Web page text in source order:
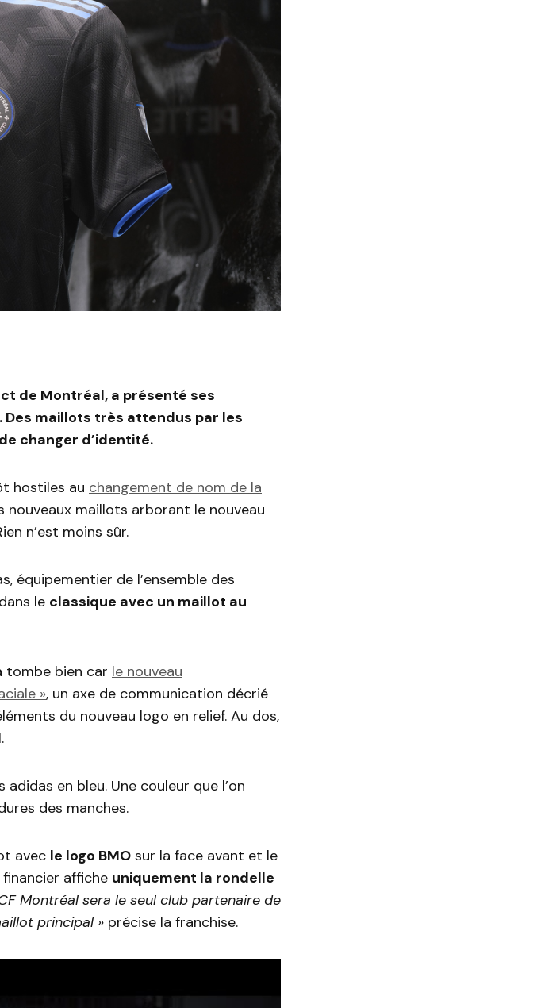
de Montréal, a présenté ses
Des maillots très attendus par les
changer d’identité.
hostiles au changement de nom de la
nouveaux maillots arborant le nouveau
n’est moins sûr.
équipementier de l’ensemble des
le classique avec un maillot au
tombe bien car le nouveau
», un axe de communication décrié
du nouveau logo en relief. Au dos,
en bleu. Une couleur que l’on
des manches.
avec le logo BMO sur la face avant et le
affiche uniquement la rondelle
Montréal sera le seul club partenaire de
principal » précise la franchise.